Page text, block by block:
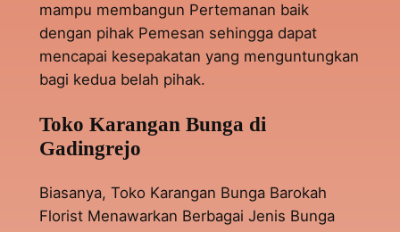
mampu membangun Pertemanan baik
dengan pihak Pemesan sehingga dapat
mencapai kesepakatan yang menguntungkan
bagi kedua belah pihak.
Toko Karangan Bunga di
Gadingrejo
Biasanya, Toko Karangan Bunga Barokah
Florist Menawarkan Berbagai Jenis Bunga